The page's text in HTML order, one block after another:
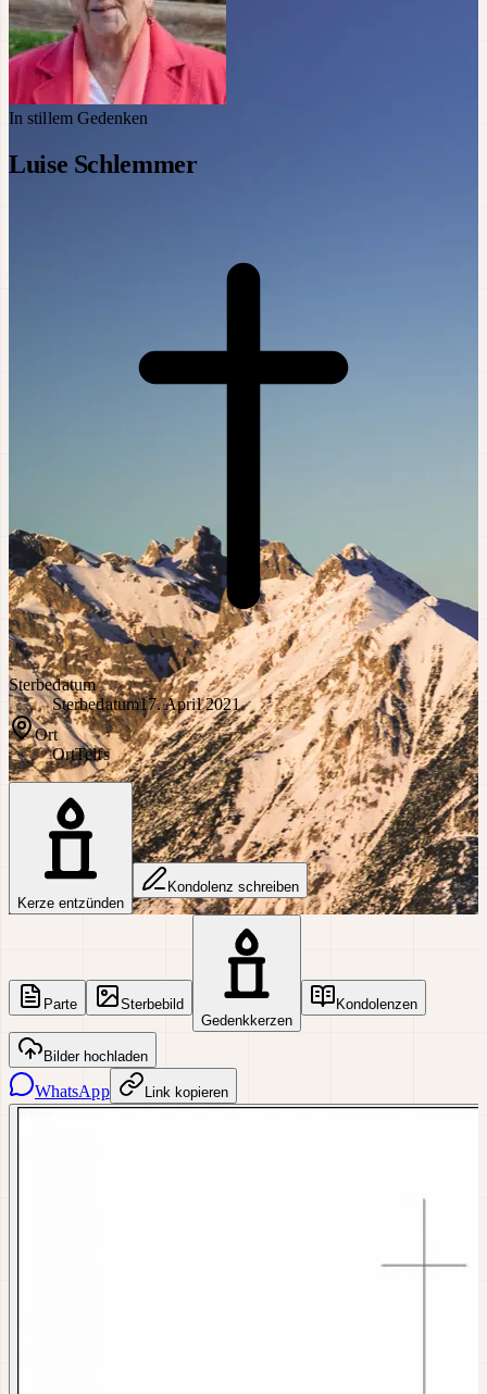
In stillem Gedenken
Luise Schlemmer
Sterbedatum
Sterbedatum17. April 2021
Ort
OrtTelfs
Kerze entzünden
Kondolenz schreiben
Parte
Sterbebild
Gedenkkerzen
Kondolenzen
Bilder hochladen
WhatsApp Link kopieren